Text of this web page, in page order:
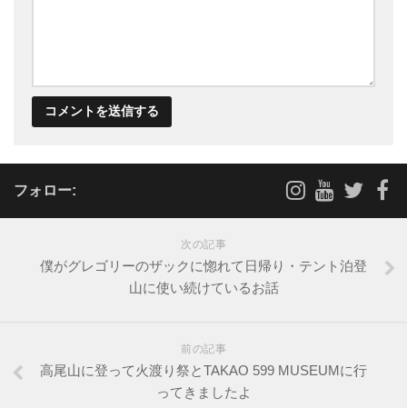
フォロー:
次の記事
僕がグレゴリーのザックに惚れて日帰り・テント泊登
山に使い続けているお話
前の記事
高尾山に登って火渡り祭とTAKAO 599 MUSEUMに行
ってきましたよ